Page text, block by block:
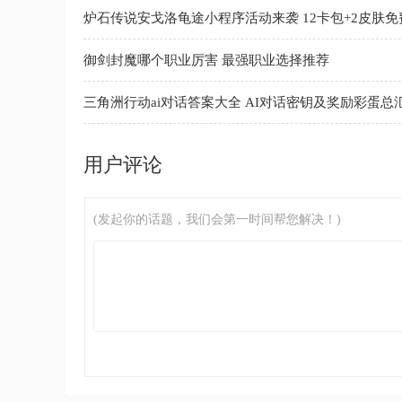
炉石传说安戈洛龟途小程序活动来袭 12卡包+2皮肤免
御剑封魔哪个职业厉害 最强职业选择推荐
三角洲行动ai对话答案大全 AI对话密钥及奖励彩蛋总
用户评论
(发起你的话题，我们会第一时间帮您解决！)